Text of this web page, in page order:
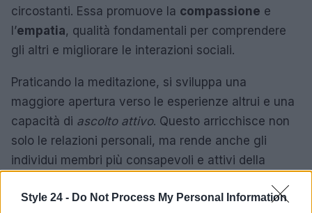
Style 24 - Do Not Process My Personal Information
circostanti. Essa promuove la compassione e
l’empatia, qualità fondamentali per comprendere
gli altri e migliorare le interazioni sociali.
Praticando la meditazione, si sviluppa una
maggiore apertura verso le esperienze altrui e una
capacità di ascolto attivo. Questo arricchisce non
solo le relazioni personali, ma rende anche gli
individui membri più consapevoli e attivi della